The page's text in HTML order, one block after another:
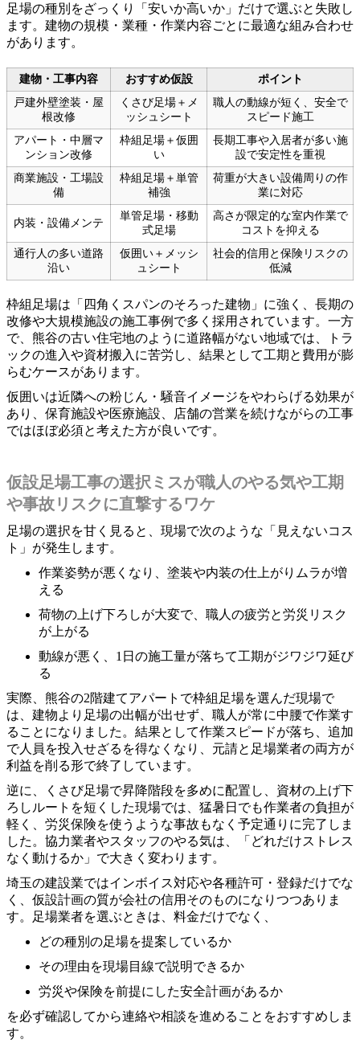
足場の種別をざっくり「安いか高いか」だけで選ぶと失敗し
ます。建物の規模・業種・作業内容ごとに最適な組み合わせ
があります。
建物・工事内容 おすすめ仮設
ポイント
戸建外壁塗装・屋
根改修
くさび足場＋メ
ッシュシート
職人の動線が短く、安全で
スピード施工
アパート・中層マ
ンション改修
枠組足場＋仮囲
い
長期工事や入居者が多い施
設で安定性を重視
商業施設・工場設
備
枠組足場＋単管
補強
荷重が大きい設備周りの作
業に対応
内装・設備メンテ
単管足場・移動
式足場
高さが限定的な室内作業で
コストを抑える
通行人の多い道路
沿い
仮囲い＋メッシ
ュシート
社会的信用と保険リスクの
低減
枠組足場は「四角くスパンのそろった建物」に強く、長期の
改修や大規模施設の施工事例で多く採用されています。一方
で、熊谷の古い住宅地のように道路幅がない地域では、トラ
ックの進入や資材搬入に苦労し、結果として工期と費用が膨
らむケースがあります。
仮囲いは近隣への粉じん・騒音イメージをやわらげる効果が
あり、保育施設や医療施設、店舗の営業を続けながらの工事
ではほぼ必須と考えた方が良いです。
仮設足場工事の選択ミスが職人のやる気や工期
や事故リスクに直撃するワケ
足場の選択を甘く見ると、現場で次のような「見えないコス
ト」が発生します。
作業姿勢が悪くなり、塗装や内装の仕上がりムラが増
える
荷物の上げ下ろしが大変で、職人の疲労と労災リスク
が上がる
動線が悪く、1日の施工量が落ちて工期がジワジワ延び
る
実際、熊谷の2階建てアパートで枠組足場を選んだ現場で
は、建物より足場の出幅が出せず、職人が常に中腰で作業す
ることになりました。結果として作業スピードが落ち、追加
で人員を投入せざるを得なくなり、元請と足場業者の両方が
利益を削る形で終了しています。
逆に、くさび足場で昇降階段を多めに配置し、資材の上げ下
ろしルートを短くした現場では、猛暑日でも作業者の負担が
軽く、労災保険を使うような事故もなく予定通りに完了しま
した。協力業者やスタッフのやる気は、「どれだけストレス
なく動けるか」で大きく変わります。
埼玉の建設業ではインボイス対応や各種許可・登録だけでな
く、仮設計画の質が会社の信用そのものになりつつありま
す。足場業者を選ぶときは、料金だけでなく、
どの種別の足場を提案しているか
その理由を現場目線で説明できるか
労災や保険を前提にした安全計画があるか
を必ず確認してから連絡や相談を進めることをおすすめしま
す。